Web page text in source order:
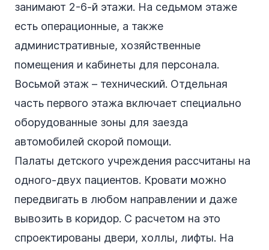
занимают 2-6-й этажи. На седьмом этаже
есть операционные, а также
административные, хозяйственные
помещения и кабинеты для персонала.
Восьмой этаж – технический. Отдельная
часть первого этажа включает специально
оборудованные зоны для заезда
автомобилей скорой помощи.
Палаты детского учреждения рассчитаны на
одного-двух пациентов. Кровати можно
передвигать в любом направлении и даже
вывозить в коридор. С расчетом на это
спроектированы двери, холлы, лифты. На